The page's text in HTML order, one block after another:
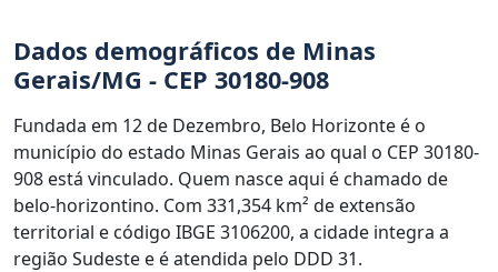
Dados demográficos de Minas
Gerais/MG - CEP 30180-908
Fundada em 12 de Dezembro, Belo Horizonte é o
município do estado Minas Gerais ao qual o CEP 30180-
908 está vinculado. Quem nasce aqui é chamado de
belo-horizontino. Com 331,354 km² de extensão
territorial e código IBGE 3106200, a cidade integra a
região Sudeste e é atendida pelo DDD 31.